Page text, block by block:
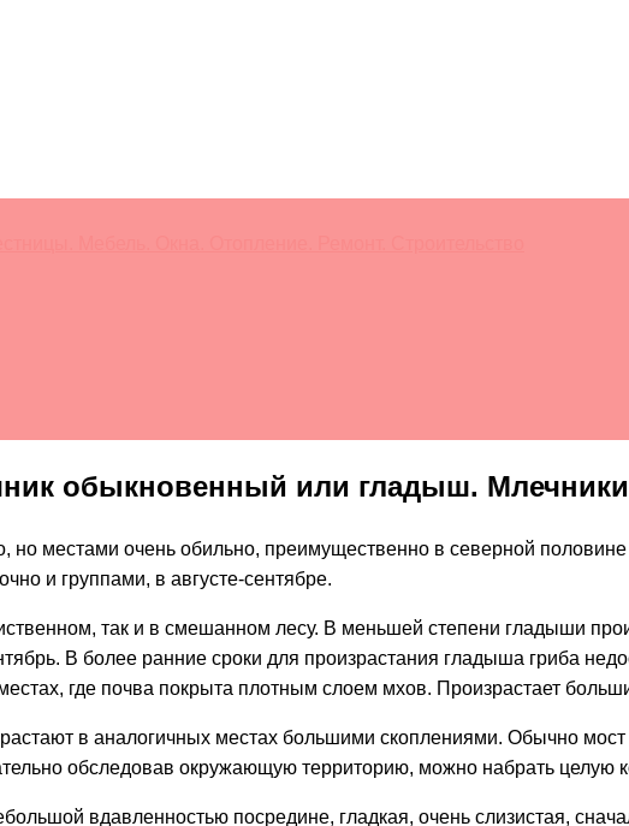
обыкновенный или гладыш.
но местами очень обильно, преимущественно в северной
и группами, в августе-сентябре.
так и в смешанном лесу. В меньшей степени гладыши
В более ранние сроки для произрастания гладыша гриба
где почва покрыта плотным слоем мхов. Произрастает
в аналогичных местах большими скоплениями. Обычно
обследовав окружающую территорию, можно набрать целую
вдавленностью посредине, гладкая, очень слизистая,